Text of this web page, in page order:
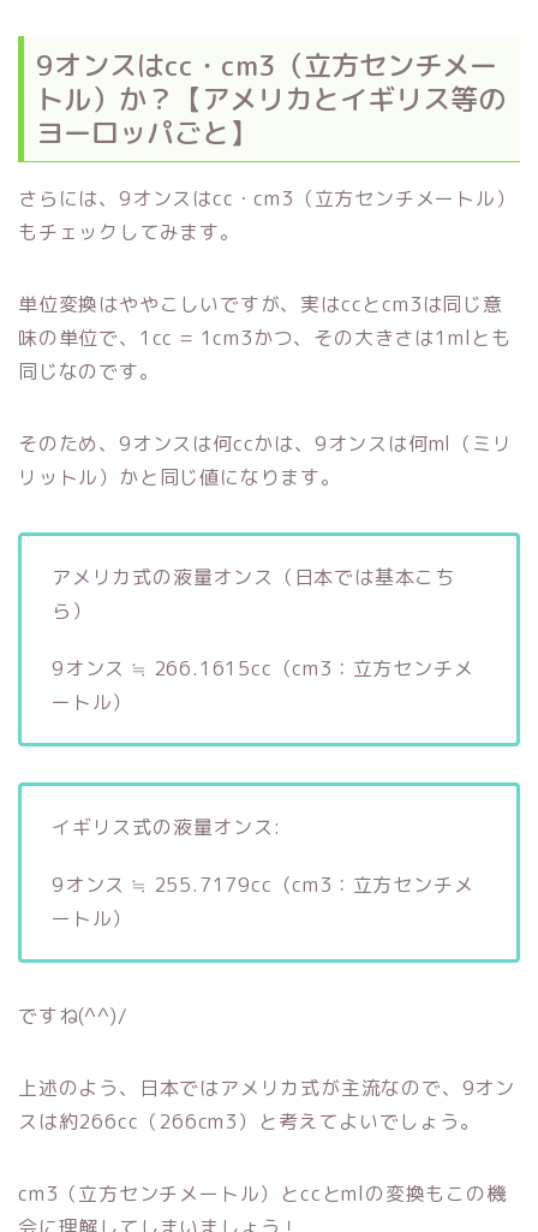
9オンスはcc・cm3（立方センチメー
トル）か？【アメリカとイギリス等の
ヨーロッパごと】
さらには、9オンスはcc・cm3（立方センチメートル）
もチェックしてみます。
単位変換はややこしいですが、実はccとcm3は同じ意
味の単位で、1cc = 1cm3かつ、その大きさは1mlとも
同じなのです。
そのため、9オンスは何ccかは、9オンスは何ml（ミリ
リットル）かと同じ値になります。
アメリカ式の液量オンス（日本では基本こち
ら）
9オンス ≒ 266.1615cc（cm3：立方センチメ
ートル）
イギリス式の液量オンス:
9オンス ≒ 255.7179cc（cm3：立方センチメ
ートル）
ですね(^^)/
上述のよう、日本ではアメリカ式が主流なので、9オン
スは約266cc（266cm3）と考えてよいでしょう。
cm3（立方センチメートル）とccとmlの変換もこの機